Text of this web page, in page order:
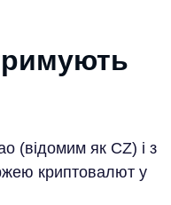
(відомим як CZ) і з
криптовалют у